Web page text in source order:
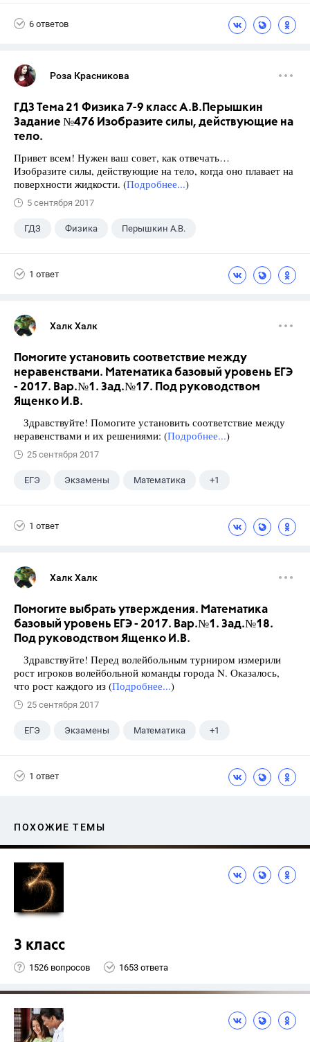
6 ответов
Роза Красникова
ГДЗ Тема 21 Физика 7-9 класс А.В.Перышкин
Задание №476 Изобразите силы, действующие на
тело.
Привет всем! Нужен ваш совет, как отвечать…
Изобразите силы, действующие на тело, когда оно плавает на
поверхности жидкости. (Подробнее...)
5 сентября 2017
ГДЗ Физика Перышкин А.В.
1 ответ
Халк Халк
Помогите установить соответствие между
неравенствами. Математика базовый уровень ЕГЭ
- 2017. Вар.№1. Зад.№17. Под руководством
Ященко И.В.
Здравствуйте! Помогите установить соответствие между
неравенствами и их решениями: (Подробнее...)
25 сентября 2017
ЕГЭ Экзамены Математика +1
1 ответ
Халк Халк
Помогите выбрать утверждения. Математика
базовый уровень ЕГЭ - 2017. Вар.№1. Зад.№18.
Под руководством Ященко И.В.
Здравствуйте! Перед волейбольным турниром измерили
рост игроков волейбольной команды города N. Оказалось,
что рост каждого из (Подробнее...)
25 сентября 2017
ЕГЭ Экзамены Математика +1
1 ответ
ПОХОЖИЕ ТЕМЫ
3 класс
1526 вопросов 1653 ответа